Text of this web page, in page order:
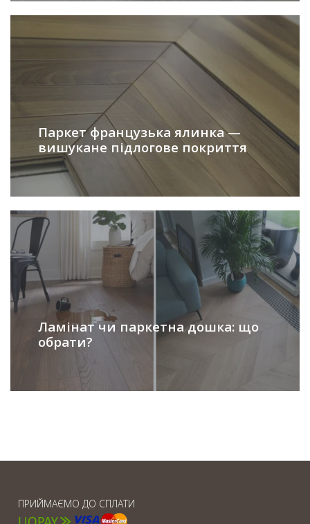
Паркет французька ялинка —
вишукане підлогове покриття
Ламінат чи паркетна дошка: що
обрати?
ПРИЙМАЄМО ДО СПЛАТИ